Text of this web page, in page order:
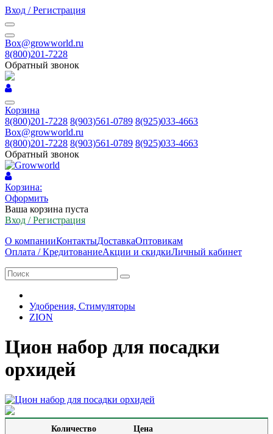
Вход / Регистрация
Box@growworld.ru
8(800)201-7228
Обратный звонок
Корзина
8(800)201-7228 8(903)561-0789 8(925)033-4663
Box@growworld.ru
8(800)201-7228 8(903)561-0789 8(925)033-4663
Обратный звонок
Корзина:
Оформить
Ваша корзина пуста
Вход / Регистрация
О компанииКонтактыДоставкаОптовикам
Оплата / КредитованиеАкции и скидкиЛичный кабинет
Удобрения, Стимуляторы
ZION
Цион набор для посадки
орхидей
Количество
Цена